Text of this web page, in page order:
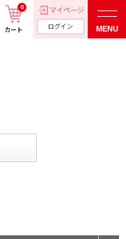
カート
0 マイページ
ログイン MENU